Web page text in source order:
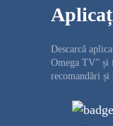
Descarcă
Omega TV”
recomandări și